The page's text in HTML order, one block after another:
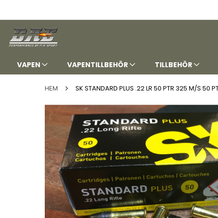
TILL
INNEHÅLLET
VAPEN VAPENTILLBEHÖR TILLBEHÖR
HEM SK STANDARD PLUS .22 LR 50 PTR 325 M/S 50
bildgalleriet